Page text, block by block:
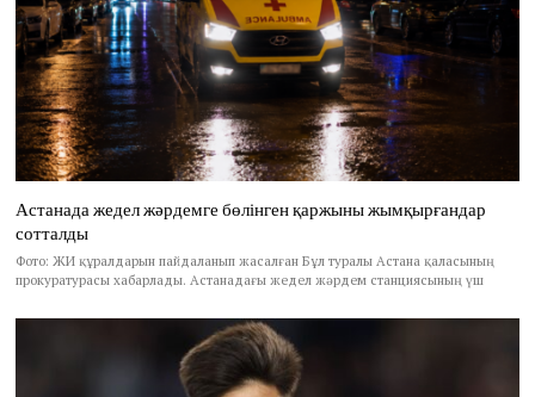
Астанада жедел жәрдемге бөлінген қаржыны жымқырғандар
сотталды
Фото: ЖИ құралдарын пайдаланып жасалған Бұл туралы Астана қаласының
прокуратурасы хабарлады. Астанадағы жедел жәрдем станциясының үш